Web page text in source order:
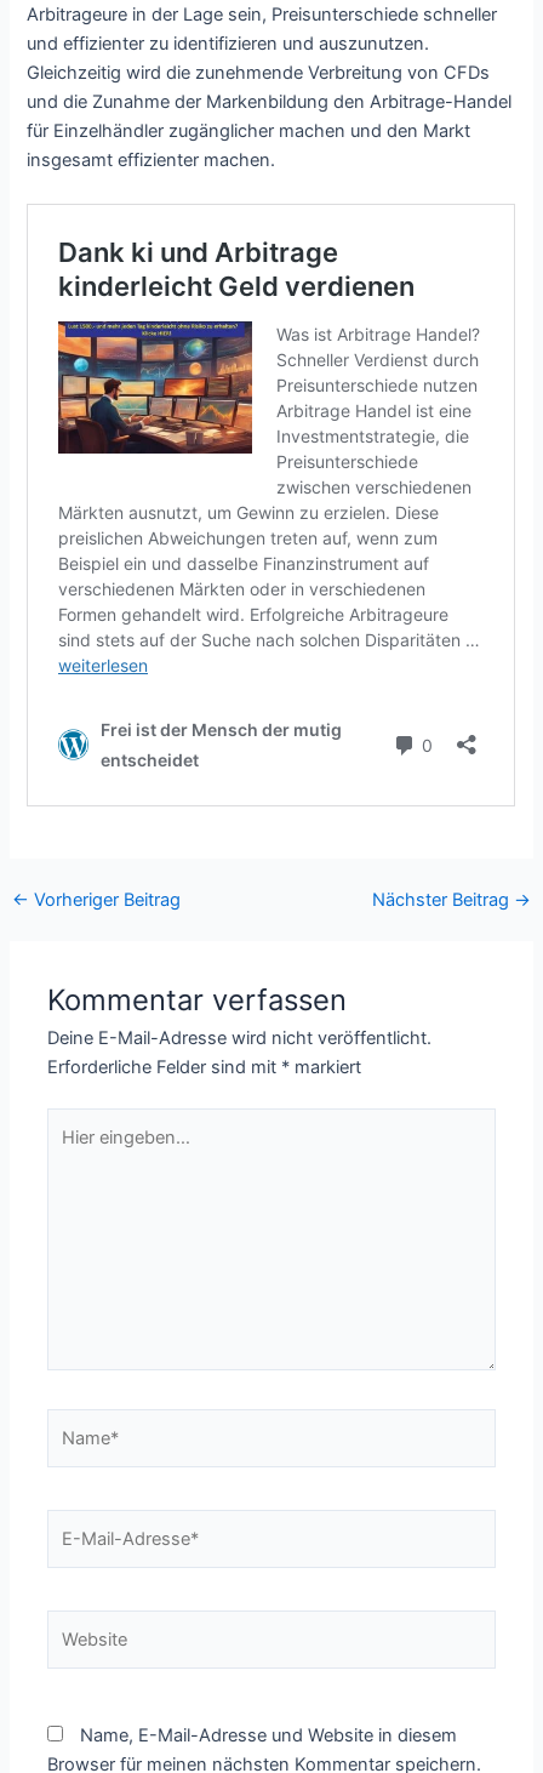
Arbitrageure in der Lage sein, Preisunterschiede schneller
und effizienter zu identifizieren und auszunutzen.
Gleichzeitig wird die zunehmende Verbreitung von CFDs
und die Zunahme der Markenbildung den Arbitrage-Handel
für Einzelhändler zugänglicher machen und den Markt
insgesamt effizienter machen.
← Vorheriger Beitrag Nächster Beitrag →
Kommentar verfassen
Deine E-Mail-Adresse wird nicht veröffentlicht.
Erforderliche Felder sind mit * markiert
eingeben…
Mail-
Name, E-Mail-Adresse und Website in diesem
Browser für meinen nächsten Kommentar speichern.